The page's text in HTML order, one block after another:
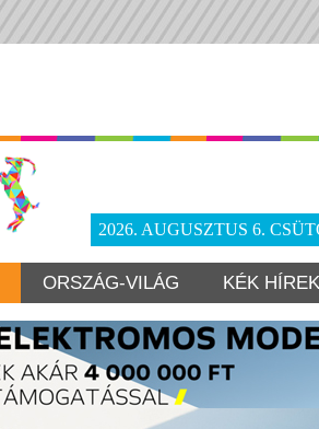
2026. AUGUSZTUS 6.
ORSZÁG-VILÁG KÉK HÍREK